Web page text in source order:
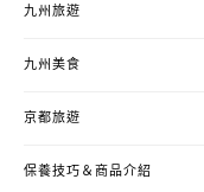
九州旅遊
九州美食
京都旅遊
保養技巧＆商品介紹